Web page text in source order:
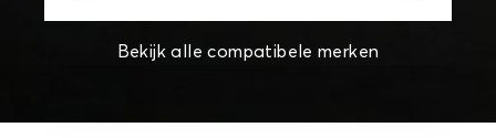
Bekijk alle compatibele merken